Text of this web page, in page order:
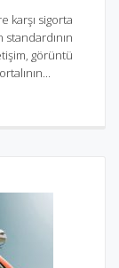
karşı sigorta
görüntü